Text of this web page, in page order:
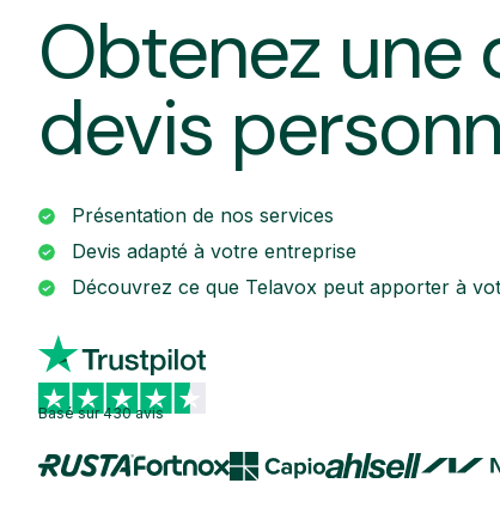
Obtenez une
devis
Présentation de nos services
Devis adapté à votre entreprise
Découvrez ce que Telavox peut apporter à
Basé sur 430 avis